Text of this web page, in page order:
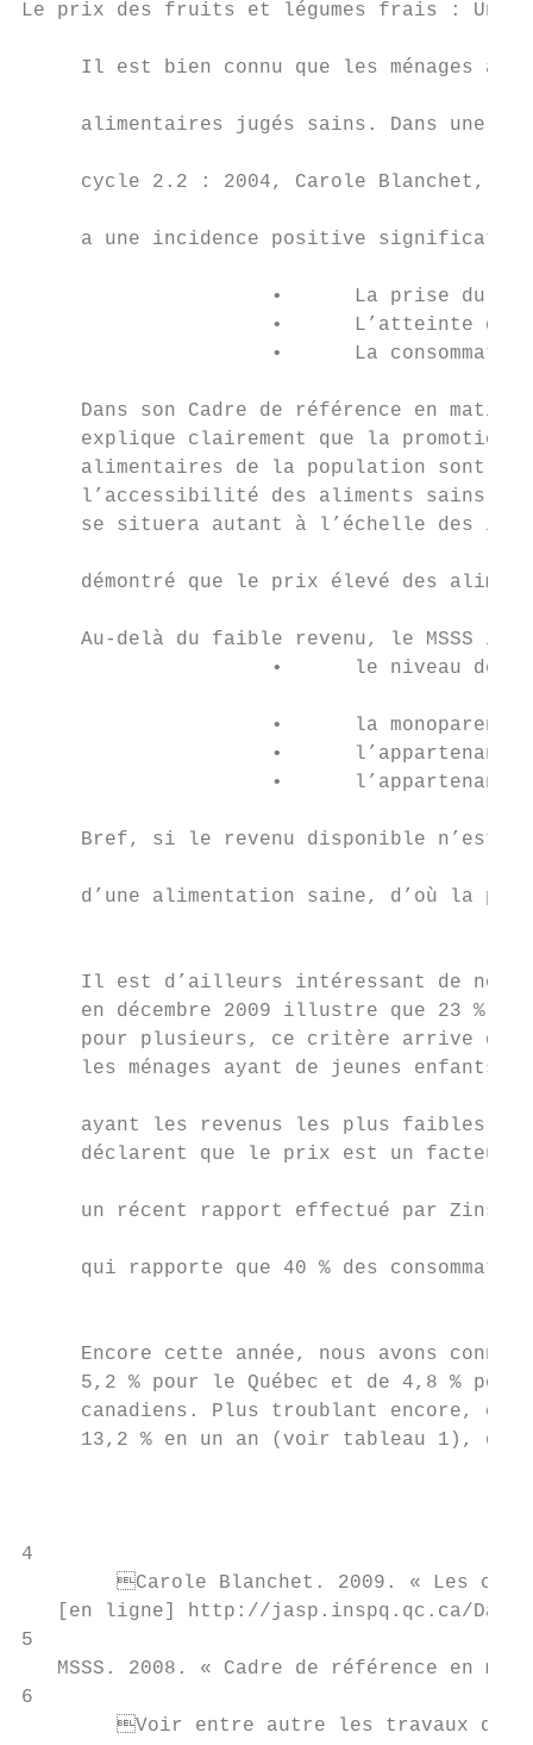
Le prix des fruits et légumes frais : Un enjeu de santé publique                                                                                                           que le revenu hebdomadaire moyen, lui, n’a augmenté que de 2,9 % au Québec9. Bien qu’on ignore l’impact de cette hausse sur la

     Il est bien connu que les ménages ayant des revenus élevés sont plus susceptibles que les autres d’avoir des comportements                                            consommation de fruits et légumes, à bien des égards, notamment pour les familles à faible revenu, la question de l’abordabilité des

     alimentaires jugés sains. Dans une analyse des données de l’Enquête sur la santé dans les collectivités canadiennes,                                                  produits frais et non transformés est extrêmement préoccupante. D’ailleurs, quand on regarde l’augmentation des prix à

     cycle 2.2 : 2004, Carole Blanchet, épidémiologiste à l’Institut national de santé publique du Québec, démontre que le revenu                                          la consommation au cours des dix dernières années, on remarque que l’augmentation du prix des aliments est toujours supérieure

     a une